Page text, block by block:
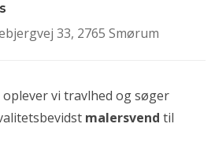
33, 2765 Smørum
oplever vi travlhed og søger
malersvend til